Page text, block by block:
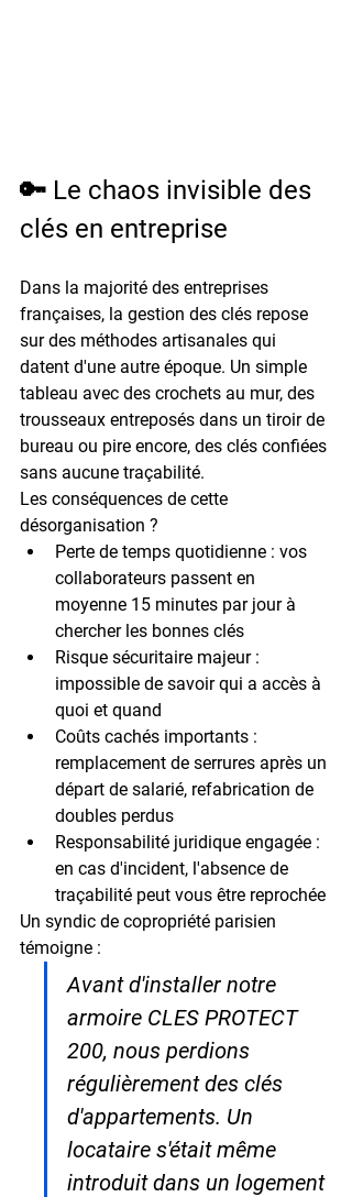
🔑 Le chaos invisible des
clés en entreprise
Dans la majorité des entreprises
françaises, la gestion des clés repose
sur des méthodes artisanales qui
datent d'une autre époque. Un simple
tableau avec des crochets au mur, des
trousseaux entreposés dans un tiroir de
bureau ou pire encore, des clés confiées
sans aucune traçabilité.
Les conséquences de cette
désorganisation ?
Perte de temps quotidienne : vos
collaborateurs passent en
moyenne 15 minutes par jour à
chercher les bonnes clés
Risque sécuritaire majeur :
impossible de savoir qui a accès à
quoi et quand
Coûts cachés importants :
remplacement de serrures après un
départ de salarié, refabrication de
doubles perdus
Responsabilité juridique engagée :
en cas d'incident, l'absence de
traçabilité peut vous être reprochée
Un syndic de copropriété parisien
témoigne :
Avant d'installer notre
armoire CLES PROTECT
200, nous perdions
régulièrement des clés
d'appartements. Un
locataire s'était même
introduit dans un logement